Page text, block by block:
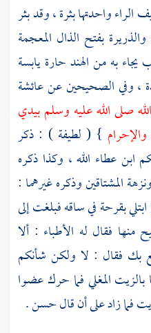
الراء واحدتها بثرة ، وقد بثر
بفتح الذال المعجمة
به منالهندحارة يابسة
، وفي الصحيحين عنعائشة
صلى الله عليه وسلم بيدي
} ( لطيفة ) : ذكر
ابن عطاء الله، وكذا ذكره
المشتاقين وذكره غيرهما :
بقرحة في ساقه فبلغت إلى
فقال له الأطباء : ألا
بك فقال : لا ولكن شأنكم
المغلي فما حرك عضوا
فما زاد على أن قال حسن .